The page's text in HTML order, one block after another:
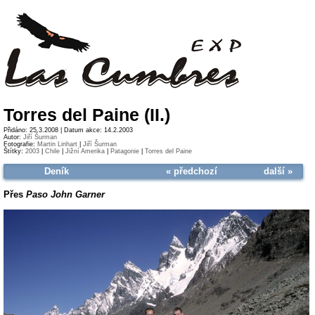
Torres del Paine (II.)
Přidáno: 25.3.2008 | Datum akce: 14.2.2003
Autor: Jiří Šurman
Fotografie: Martin Linhart
Jiří Šurman
Štítky: 2003 Chile Jižní Amerika Patagonie Torres del Paine
« předchozí
Deník další »
Přes Paso John Garner